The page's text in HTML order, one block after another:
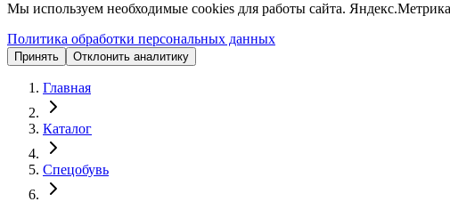
Мы используем необходимые cookies для работы сайта.
Политика обработки персональных данных
Принять Отклонить аналитику
Главная
Каталог
Спецобувь